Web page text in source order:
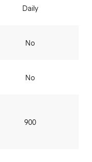
Daily
No
No
900